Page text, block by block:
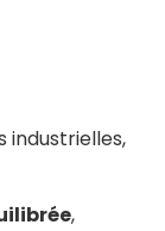
industrielles,
,